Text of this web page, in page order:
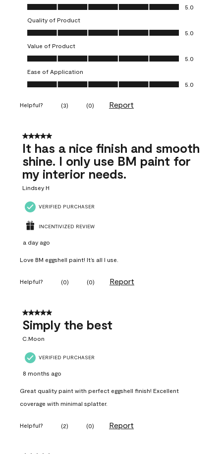
Overall Appearance, 5.0 out of 5
5.0
Quality of Product
Quality of Product, 5.0 out of 5
5.0
Value of Product
Value of Product, 5.0 out of 5
5.0
Ease of Application
Ease of Application, 5.0 out of 5
5.0
Helpful? (3) (0) Report
5 out of 5 stars.
It has a nice finish and smooth
shine. I only use BM paint for
my interior needs.
Lindsey H
VERIFIED PURCHASER
INCENTIVIZED REVIEW
a day ago
Love BM eggshell paint! It’s all I use.
Helpful? (0) (0) Report
5 out of 5 stars.
Simply the best
C.Moon
VERIFIED PURCHASER
8 months ago
Great quality paint with perfect eggshell finish! Excellent
coverage with minimal splatter.
Helpful? (2) (0) Report